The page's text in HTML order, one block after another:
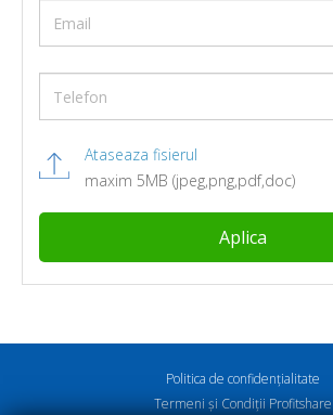
Ataseaza fisierul
maxim 5MB (jpeg,png,pdf,doc)
Politica de confidenţialitate
Termeni și Condiții Profitshare